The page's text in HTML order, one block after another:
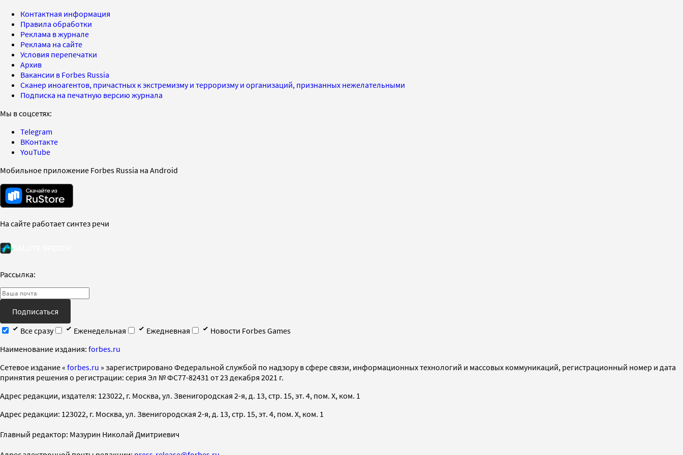
Контактная информация
Правила обработки
Реклама в журнале
Реклама на сайте
Условия перепечатки
Архив
Вакансии в Forbes Russia
Сканер иноагентов, причастных к экстремизму и терроризму и организаций, признанных нежелательными
Подписка на печатную версию журнала
Мы в соцсетях:
Telegram
ВКонтакте
YouTube
Мобильное приложение Forbes Russia на Android
На сайте работает синтез речи
Рассылка:
Подписаться
Все сразу
Еженедельная Ежедневная
Новости Forbes Games
Наименование издания: forbes.ru
Cетевое издание « forbes.ru » зарегистрировано Федеральной службой по надзору в сфере связи, информационных технологий и массовых коммуникаций, регистрационный номер и дата
принятия решения о регистрации: серия Эл № ФС77-82431 от 23 декабря 2021 г.
Адрес редакции, издателя: 123022, г. Москва, ул. Звенигородская 2-я, д. 13, стр. 15, эт. 4, пом. X, ком. 1
Адрес редакции: 123022, г. Москва, ул. Звенигородская 2-я, д. 13, стр. 15, эт. 4, пом. X, ком. 1
Главный редактор: Мазурин Николай Дмитриевич